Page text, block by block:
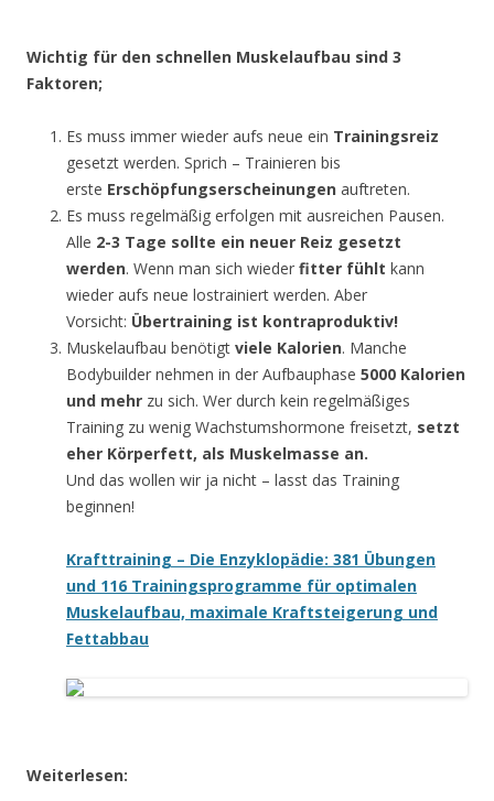
Wichtig für den schnellen Muskelaufbau sind 3
Faktoren;
Es muss immer wieder aufs neue ein Trainingsreiz
gesetzt werden. Sprich – Trainieren bis
erste Erschöpfungserscheinungen auftreten.
Es muss regelmäßig erfolgen mit ausreichen Pausen.
Alle 2-3 Tage sollte ein neuer Reiz gesetzt
werden. Wenn man sich wieder fitter fühlt kann
wieder aufs neue lostrainiert werden. Aber
Vorsicht: Übertraining ist kontraproduktiv!
Muskelaufbau benötigt viele Kalorien. Manche
Bodybuilder nehmen in der Aufbauphase 5000 Kalorien
und mehr zu sich. Wer durch kein regelmäßiges
Training zu wenig Wachstumshormone freisetzt, setzt
eher Körperfett, als Muskelmasse an.
Und das wollen wir ja nicht – lasst das Training
beginnen!
Krafttraining – Die Enzyklopädie: 381 Übungen
und 116 Trainingsprogramme für optimalen
Muskelaufbau, maximale Kraftsteigerung und
Fettabbau
Weiterlesen: